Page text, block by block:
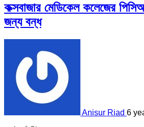
কক্সবাজার মেডিকেল কলেজের
জন্য বন্ধ
Anisur Riad 6